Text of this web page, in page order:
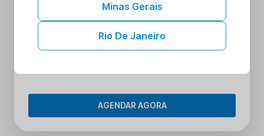
4 Tenha acesso aos seus resultados sem
sair de casa
AGENDAR AGORA
Minas Gerais
Rio De Janeiro